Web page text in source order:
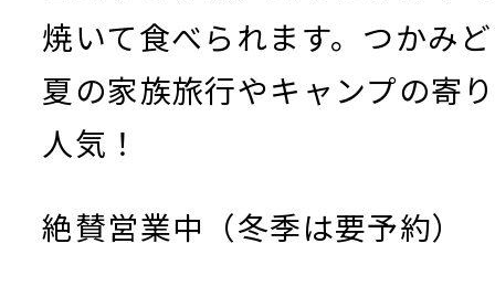
焼いて食べられます。つかみ
夏の家族旅行やキャンプの寄
人気！
絶賛営業中（冬季は要予約）